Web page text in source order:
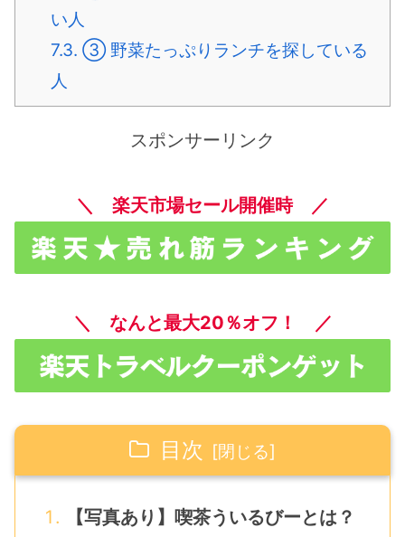
い人
7.3. ③ 野菜たっぷりランチを探している
人
スポンサーリンク
＼ 楽天市場セール開催時 ／
＼ なんと最大20％オフ！ ／
目次
【写真あり】喫茶ういるびーとは？